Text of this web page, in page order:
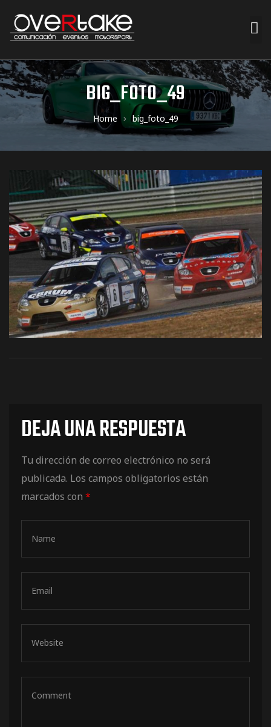
BIG_FOTO_49
Home big_foto_49
DEJA UNA RESPUESTA
Tu dirección de correo electrónico no será
publicada. Los campos obligatorios están
marcados con *
de
Series